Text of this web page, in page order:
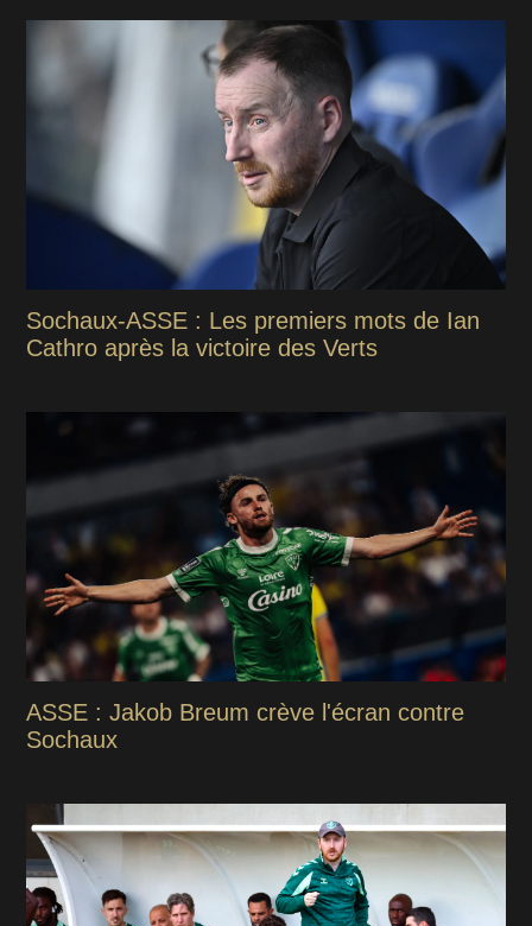
Sochaux-ASSE : Les premiers mots de Ian
Cathro après la victoire des Verts
ASSE : Jakob Breum crève l'écran contre
Sochaux